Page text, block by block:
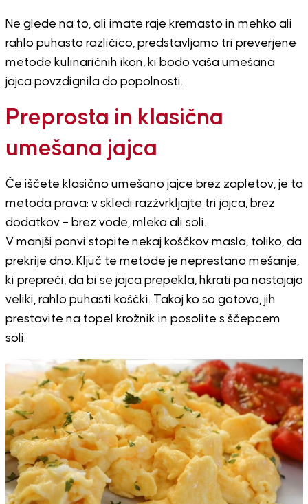
Ne glede na to, ali imate raje kremasto in mehko ali
rahlo puhasto različico, predstavljamo tri preverjene
metode kulinaričnih ikon, ki bodo vaša umešana
jajca povzdignila do popolnosti.
Preprosta in klasična
umešana jajca
Če iščete klasično umešano jajce brez zapletov, je ta
metoda prava: v skledi razžvrkljajte tri jajca, brez
dodatkov – brez vode, mleka ali soli.
V manjši ponvi stopite nekaj koščkov masla, toliko, da
prekrije dno. Ključ te metode je neprestano mešanje,
ki prepreči, da bi se jajca prepekla, hkrati pa nastajajo
veliki, rahlo puhasti koščki. Takoj ko so gotova, jih
prestavite na topel krožnik in posolite s ščepcem
soli.